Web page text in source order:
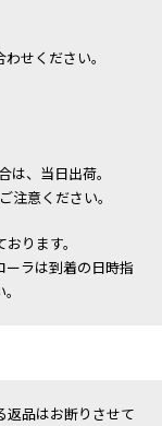
せください。
、当日出荷。
注意ください。
ります。
ラは到着の日時指
返品はお断りさせて